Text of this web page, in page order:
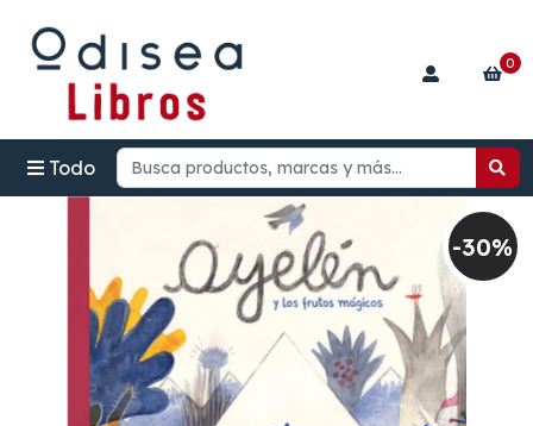
Todo
0
-30%